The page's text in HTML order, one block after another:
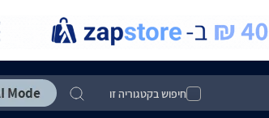
חיפוש בקטגוריה זו